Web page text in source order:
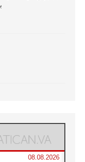
08.08.2026